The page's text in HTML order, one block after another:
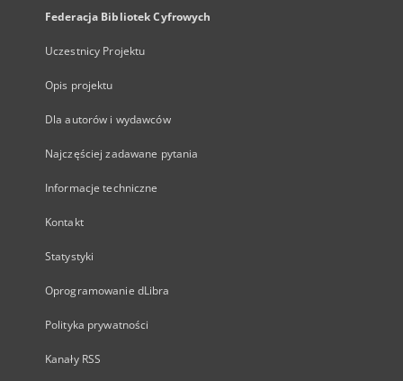
Federacja Bibliotek Cyfrowych
Uczestnicy Projektu
Opis projektu
Dla autorów i wydawców
Najczęściej zadawane pytania
Informacje techniczne
Kontakt
Statystyki
Oprogramowanie dLibra
Polityka prywatności
Kanały RSS